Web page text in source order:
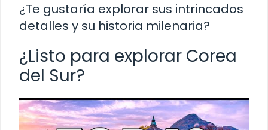
¿Te gustaría explorar sus intrincados
detalles y su historia milenaria?
¿Listo para explorar Corea
del Sur?